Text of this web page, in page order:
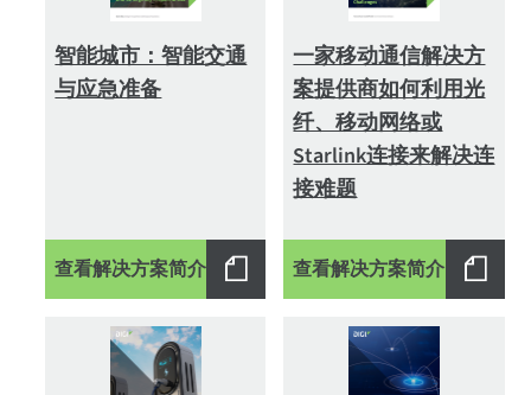
智能城市：智能交通
与应急准备
查看解决方案简介
一家移动通信解决方
案提供商如何利用光
纤、移动网络或
Starlink连接来解决连
接难题
查看解决方案简介